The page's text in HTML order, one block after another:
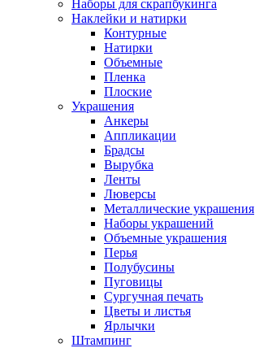
Наборы для скрапбукинга
Наклейки и натирки
Контурные
Натирки
Объемные
Пленка
Плоские
Украшения
Анкеры
Аппликации
Брадсы
Вырубка
Ленты
Люверсы
Металлические украшения
Наборы украшений
Объемные украшения
Перья
Полубусины
Пуговицы
Сургучная печать
Цветы и листья
Ярлычки
Штампинг